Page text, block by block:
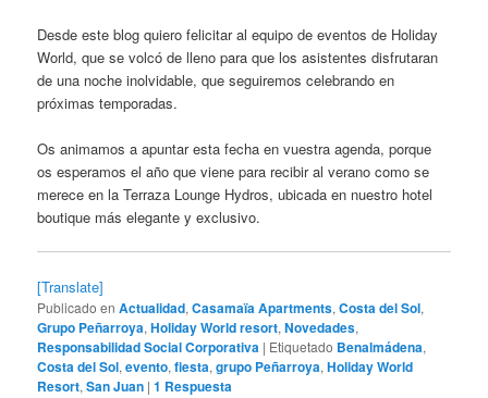
Desde este blog quiero felicitar al equipo de eventos de Holiday
World, que se volcó de lleno para que los asistentes disfrutaran
de una noche inolvidable, que seguiremos celebrando en
próximas temporadas.
Os animamos a apuntar esta fecha en vuestra agenda, porque
os esperamos el año que viene para recibir al verano como se
merece en la Terraza Lounge Hydros, ubicada en nuestro hotel
boutique más elegante y exclusivo.
[Translate]
Publicado en Actualidad,Casamaïa Apartments,Costa del Sol,
Grupo Peñarroya,Holiday World resort,Novedades,
Responsabilidad Social Corporativa | Etiquetado Benalmádena,
Costa del Sol,evento,fiesta,grupo Peñarroya,Holiday World
Resort,San Juan |1 Respuesta